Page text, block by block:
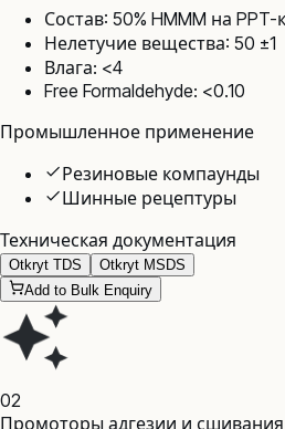
Состав: 50% HMMM на
Нелетучие вещества: 50 ±1
Влага: <4
Free Formaldehyde: <0.10
Промышленное применение
Резиновые компаунды
Шинные рецептуры
Техническая документация
Otkryt TDS
Otkryt MSDS
Add to Bulk Enquiry
02
Промоторы адгезии и сшивания